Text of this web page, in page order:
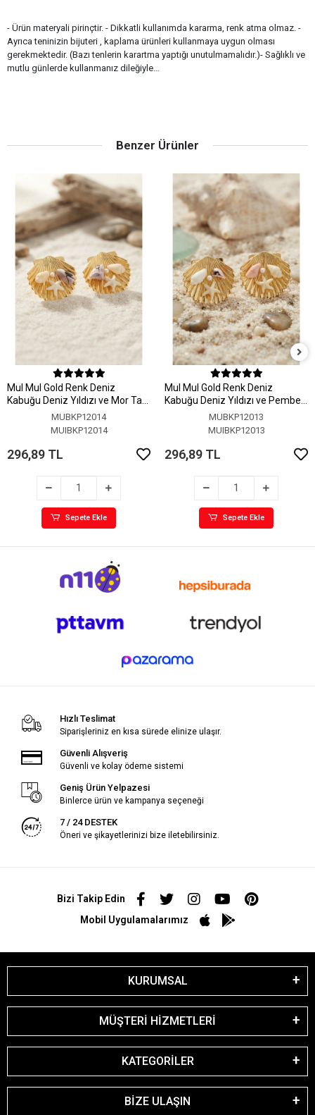
- Ürün materyali pirinçtir. - Dikkatli kullanımda kararma, renk atma olmaz. -
Ayrıca teninizin bijuteri , kaplama ürünleri kullanmaya uygun olması
gerekmektedir. (Bazı tenlerin karartma yaptığı unutulmamalıdır.)- Sağlıklı ve
mutlu günlerde kullanmanız dileğiyle…
Benzer Ürünler
MuI MuI Gold Renk Deniz
Kabuğu Deniz Yıldızı ve Mor Taş
Detaylı KüpeMUBKP12014
MUIBKP12014
296,89 TL
Sepete Ekle
MuI MuI Gold Renk Deniz
Kabuğu Deniz Yıldızı ve Pembe
Taş Detaylı Küpe
MUBKP12013
MUIBKP12013
296,89 TL
Sepete Ekle
Hızlı Teslimat
Siparişleriniz en kısa sürede elinize ulaşır.
Güvenli Alışveriş
Güvenli ve kolay ödeme sistemi
Geniş Ürün Yelpazesi
Binlerce ürün ve kampanya seçeneği
7 / 24 DESTEK
Öneri ve şikayetlerinizi bize iletebilirsiniz.
Bizi Takip Edin
Mobil Uygulamalarımız
KURUMSAL
MÜŞTERİ HİZMETLERİ
KATEGORİLER
BİZE ULAŞIN